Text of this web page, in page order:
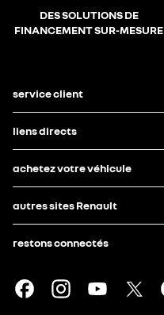
DES SOLUTIONS DE
FINANCEMENT SUR-MESURE
service client
liens directs
achetez votre véhicule
autres sites Renault
restons connectés